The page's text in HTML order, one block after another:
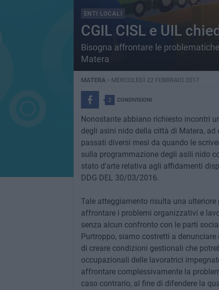
ENTI LOCALI
CGIL CISL e UIL
Bisogna affrontare le
Matera
MATERA - MERCOLEDÌ 22 FEBBRAIO 2017
2 CONDIVISIONI
Nonostante abbiano richiesto incontri
degli asini nido della città di Matera,
passati diversi mesi da quando le
sulla programmazione degli asili nido
stato d'arte relativa agli affidamenti
DDG DEL 30/03/2016.
Tale atteggiamento risulta una
affrontare i problemi organizzativi e
senza alcun confronto con le parti
Purtroppo, siamo costretti a
di creare condizioni gestionali che
occupazionali delle lavoratrici
affrontare complessivamente la
caso contrario, al fine di difendere la